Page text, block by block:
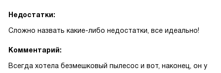
Недостатки:
Сложно назвать какие-либо недостатки, все идеально!
Комментарий:
Всегда хотела безмешковый пылесос и вот, наконец, он у